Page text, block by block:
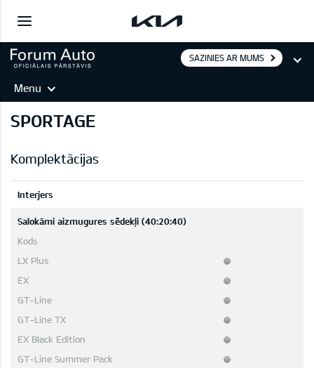
SAZINIES AR MUMS
Menu
SPORTAGE
Komplektācijas
Interjers
Salokāmi aizmugures sēdekļi (40:20:40)